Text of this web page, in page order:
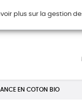
CARTES CADEAUX
EN COTON BIO
plus sur la gestion